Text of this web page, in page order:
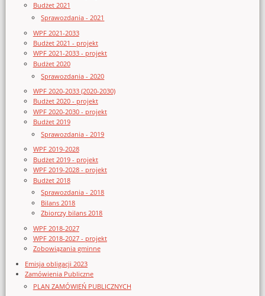
Budżet 2021
Sprawozdania - 2021
WPF 2021-2033
Budżet 2021 - projekt
WPF 2021-2033 - projekt
Budżet 2020
Sprawozdania - 2020
WPF 2020-2033 (2020-2030)
Budżet 2020 - projekt
WPF 2020-2030 - projekt
Budżet 2019
Sprawozdania - 2019
WPF 2019-2028
Budżet 2019 - projekt
WPF 2019-2028 - projekt
Budżet 2018
Sprawozdania - 2018
Bilans 2018
Zbiorczy bilans 2018
WPF 2018-2027
WPF 2018-2027 - projekt
Zobowiązania gminne
Emisja obligacji 2023
Zamówienia Publiczne
PLAN ZAMÓWIEŃ PUBLICZNYCH